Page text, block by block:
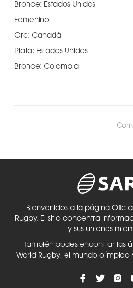
Bronce: Estados Unidos
Femenino
Oro: Canadá
Plata: Estados Unidos
Bronce: Colombia
Bienvenidos a la página
Rugby. El sitio concentra
y sus uniones
También podes encontrar las
World Rugby, el mundo olímpico